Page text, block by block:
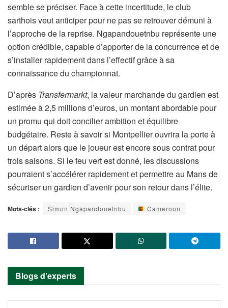
semble se préciser. Face à cette incertitude, le club
sarthois veut anticiper pour ne pas se retrouver démuni à
l’approche de la reprise. Ngapandouetnbu représente une
option crédible, capable d’apporter de la concurrence et de
s’installer rapidement dans l’effectif grâce à sa
connaissance du championnat.
D’après Transfermarkt, la valeur marchande du gardien est
estimée à 2,5 millions d’euros, un montant abordable pour
un promu qui doit concilier ambition et équilibre
budgétaire. Reste à savoir si Montpellier ouvrira la porte à
un départ alors que le joueur est encore sous contrat pour
trois saisons. Si le feu vert est donné, les discussions
pourraient s’accélérer rapidement et permettre au Mans de
sécuriser un gardien d’avenir pour son retour dans l’élite.
Mots-clés : Simon Ngapandouetnbu Cameroun
Blogs d’experts